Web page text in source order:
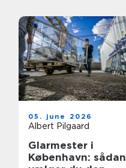
05. june 2026
Albert Pilgaard
Glarmester i
København: sådan